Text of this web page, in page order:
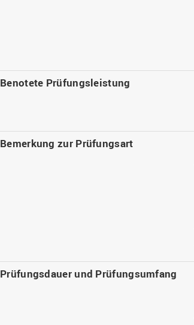
Benotete Prüfungsleistung
Bemerkung zur Prüfungsart
Prüfungsdauer und Prüfungsumfang